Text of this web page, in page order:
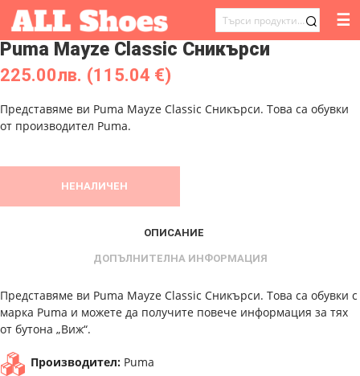
ТЪРСЕНЕ
ЗА:
☰
Puma Mayze Classic Сникърси
225.00лв. (115.04 €)
Представяме ви Puma Mayze Classic Сникърси. Това са обувки
от производител Puma.
НЕНАЛИЧЕН
ОПИСАНИЕ
ДОПЪЛНИТЕЛНА ИНФОРМАЦИЯ
Представяме ви Puma Mayze Classic Сникърси. Това са обувки с
марка Puma и можете да получите повече информация за тях
от бутона „Виж“.
Производител: Puma